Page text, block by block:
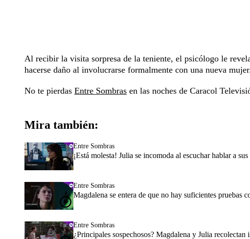
Al recibir la visita sorpresa de la teniente, el psicólogo le
hacerse daño al involucrarse formalmente con una nueva
No te pierdas Entre Sombras en las noches de Caracol
Mira también:
Entre Sombras
¡Está molesta! Julia se incomoda al escuchar hablar a
Entre Sombras
Magdalena se entera de que no hay suficientes pruebas
Entre Sombras
¿Principales sospechosos? Magdalena y Julia